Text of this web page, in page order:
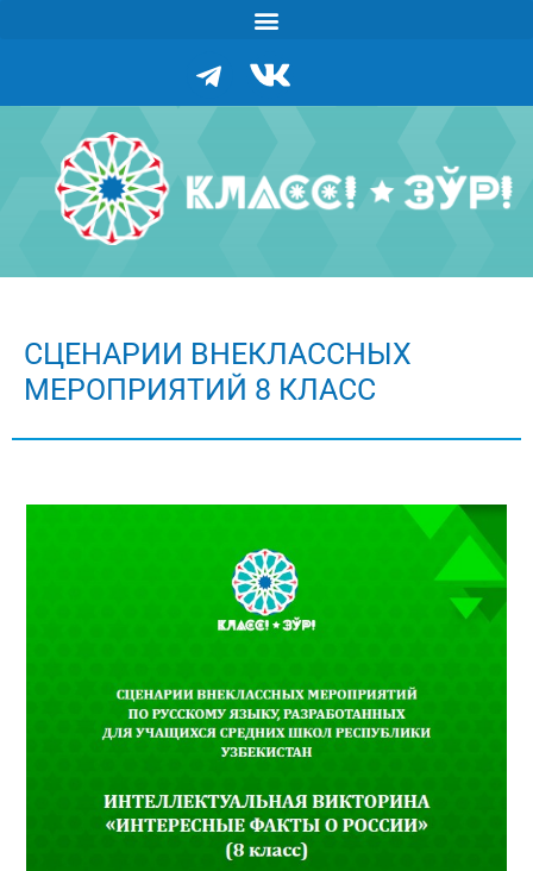
СЦЕНАРИИ ВНЕКЛАССНЫХ
МЕРОПРИЯТИЙ 8 КЛАСС